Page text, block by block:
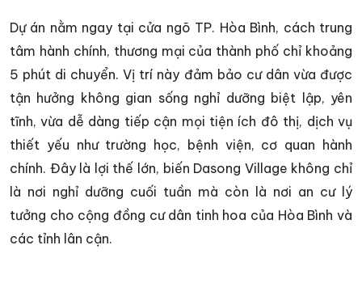
Dự án nằm ngay tại cửa ngõ TP. Hòa Bình, cách trung
tâm hành chính, thương mại của thành phố chỉ khoảng
5 phút di chuyển. Vị trí này đảm bảo cư dân vừa được
tận hưởng không gian sống nghỉ dưỡng biệt lập, yên
tĩnh, vừa dễ dàng tiếp cận mọi tiện ích đô thị, dịch vụ
thiết yếu như trường học, bệnh viện, cơ quan hành
chính. Đây là lợi thế lớn, biến Dasong Village không chỉ
là nơi nghỉ dưỡng cuối tuần mà còn là nơi an cư lý
tưởng cho cộng đồng cư dân tinh hoa của Hòa Bình và
các tỉnh lân cận.